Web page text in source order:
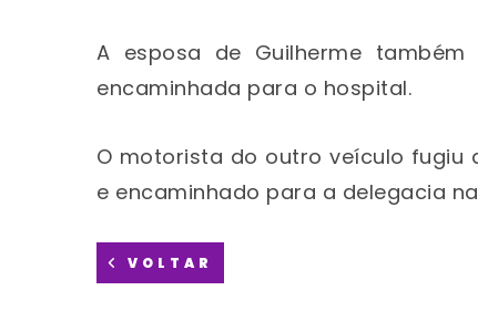
A esposa de Guilherme
encaminhada para o hospital.
O motorista do outro veículo
e encaminhado para a delegacia
VOLTAR